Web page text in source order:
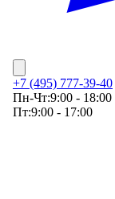
+7 (495) 777-39-40
Пн-Чт:9:00 - 18:00
Пт:9:00 - 17:00